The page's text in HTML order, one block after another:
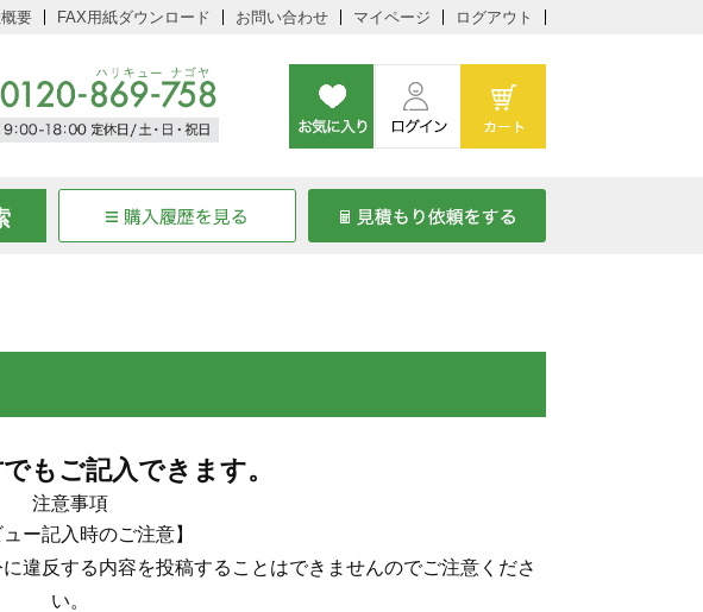
要 FAX用紙ダウンロード お問い合わせ マイページ ログアウト
もご記入できます。
注意事項
ュー記入時のご注意】
違反する内容を投稿することはできませんのでご注意くださ
い。